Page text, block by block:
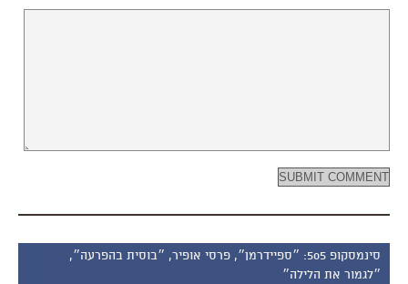
סינמסקופ 505: ״ספיידרמן״, פרסי אופיר, ״בוסית בהפרעה״,
״לגמור את הלילה״